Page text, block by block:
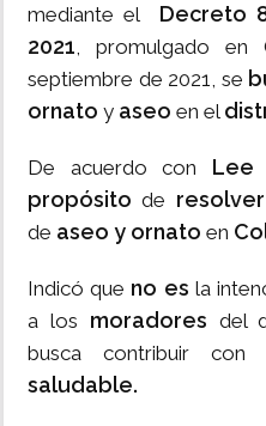
mediante el Decreto
2021, promulgado en
septiembre de 2021, se
ornato y aseo en el
De acuerdo con Lee
propósito de resolver
de aseo y ornato en
Indicó que no es la
a los moradores del
busca contribuir con
saludable.